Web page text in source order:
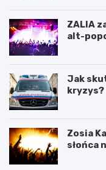
ZALIA
alt-
Jak
Zosia
słońca